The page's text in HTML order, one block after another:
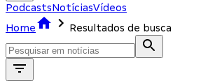
PodcastsNotíciasVídeos
Home
Resultados de busca